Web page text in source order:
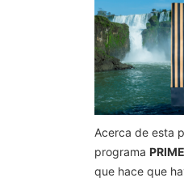
Acerca de esta
programa
que hace que